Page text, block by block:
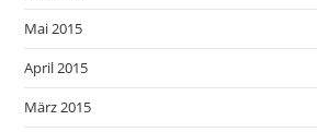
Mai 2015
April 2015
März 2015